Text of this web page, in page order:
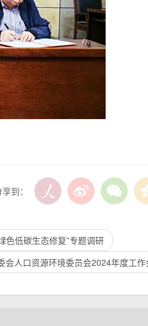
到：
色低碳生态修复”专题调研
会人口资源环境委员会2024年度工